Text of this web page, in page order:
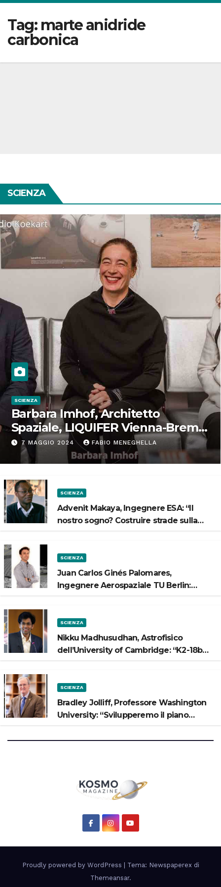
Tag: marte anidride
carbonica
SCIENZA
SCIENZA
Barbara Imhof, Architetto
Spaziale, LIQUIFER Vienna-Brema:
“Progettiamo habitat per lo
Spazio”
7 MAGGIO 2024 FABIO MENEGHELLA
SCIENZA
Advenit Makaya, Ingegnere ESA: “Il
nostro sogno? Costruire strade sulla
SCIENZA
Juan Carlos Ginés Palomares,
Ingegnere Aerospaziale TU Berlin:
SCIENZA
Nikku Madhusudhan, Astrofisico
dell’University of Cambridge: “K2-18b
SCIENZA
Bradley Jolliff, Professore Washington
University: “Svilupperemo il piano
Proudly powered by WordPress | Tema: Newspaperex di
Themeansar.